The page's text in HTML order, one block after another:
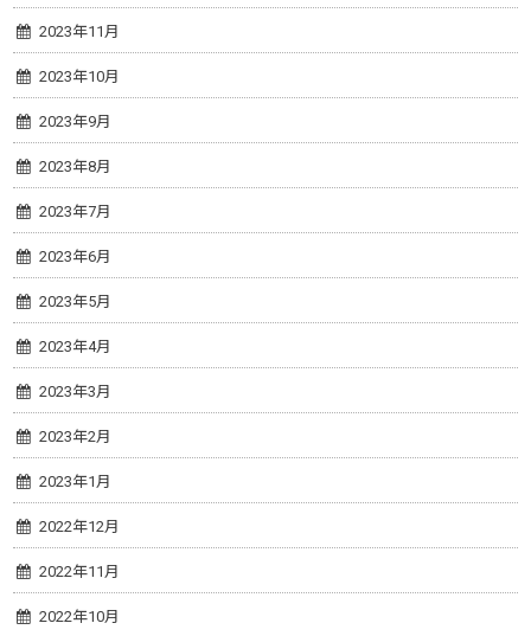
2023年11月
2023年10月
2023年9月
2023年8月
2023年7月
2023年6月
2023年5月
2023年4月
2023年3月
2023年2月
2023年1月
2022年12月
2022年11月
2022年10月